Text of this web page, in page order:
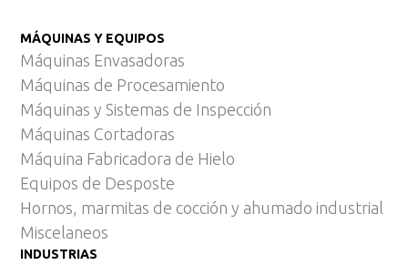
MÁQUINAS Y EQUIPOS
Máquinas Envasadoras
Máquinas de Procesamiento
Máquinas y Sistemas de Inspección
Máquinas Cortadoras
Máquina Fabricadora de Hielo
Equipos de Desposte
Hornos, marmitas de cocción y ahumado industrial
Miscelaneos
INDUSTRIAS